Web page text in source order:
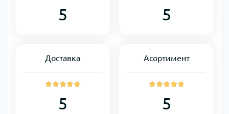
5 5
Доставка
5
Асортимент
5